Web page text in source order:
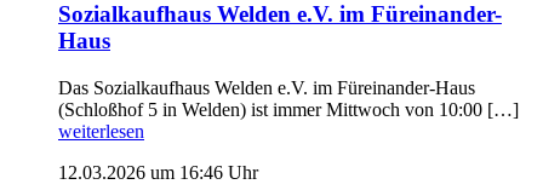
Sozialkaufhaus Welden e.V. im Füreinander-
Haus
Das Sozialkaufhaus Welden e.V. im Füreinander-Haus
(Schloßhof 5 in Welden) ist immer Mittwoch von 10:00 […]
weiterlesen
12.03.2026 um 16:46 Uhr